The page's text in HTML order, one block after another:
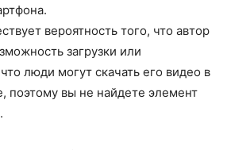
вероятность того, что автор
загрузки или
люди могут скачать его видео в
поэтому вы не найдете элемент